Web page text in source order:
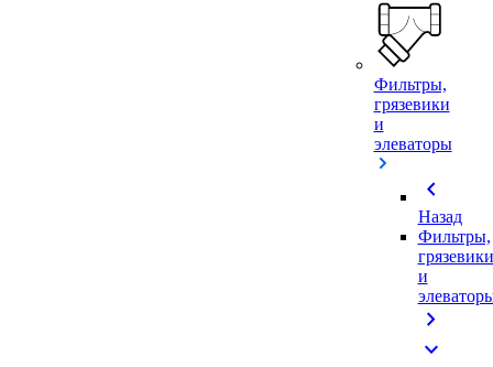
Фильтры,
грязевики
и
элеваторы
chevron_left
Назад
Фильтры,
грязевики
и
chevron_right
expand_more